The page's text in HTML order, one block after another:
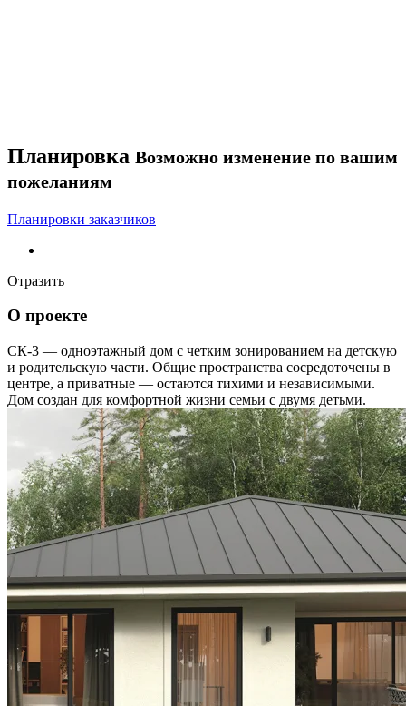
Планировка Возможно изменение по вашим
пожеланиям
Планировки заказчиков
Отразить
О проекте
СК-3 — одноэтажный дом с четким зонированием на детскую
и родительскую части. Общие пространства сосредоточены в
центре, а приватные — остаются тихими и независимыми.
Дом создан для комфортной жизни семьи с двумя детьми.